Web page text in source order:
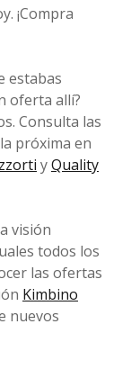
¡Compra
estabas
oferta allí?
Consulta las
próxima en
yQuality
visión
todos los
las ofertas
Kimbino
nuevos